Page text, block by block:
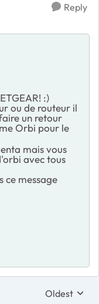
Reply
:)
ou de routeur il
un retour
Orbi pour le
mais vous
avec tous
ce message
Replies
Oldest